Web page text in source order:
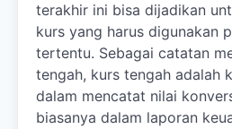
terakhir ini bisa dijadikan
kurs yang harus digunakan
tertentu. Sebagai catatan
tengah, kurs tengah adalah
dalam mencatat nilai
biasanya dalam laporan